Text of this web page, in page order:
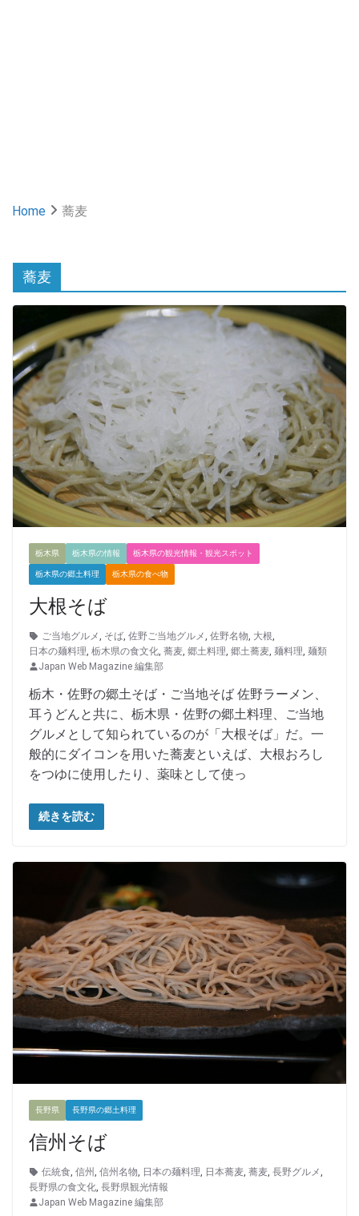
Home 蕎麦
蕎麦
栃木県 栃木県の情報 栃木県の観光情報・観光スポット
栃木県の郷土料理 栃木県の食べ物
大根そば
ご当地グルメ, そば, 佐野ご当地グルメ, 佐野名物, 大根,
日本の麺料理, 栃木県の食文化, 蕎麦, 郷土料理, 郷土蕎麦, 麺料理, 麺類
Japan Web Magazine 編集部
栃木・佐野の郷土そば・ご当地そば 佐野ラーメン、
耳うどんと共に、栃木県・佐野の郷土料理、ご当地
グルメとして知られているのが「大根そば」だ。一
般的にダイコンを用いた蕎麦といえば、大根おろし
をつゆに使用したり、薬味として使っ
続きを読む
長野県 長野県の郷土料理
信州そば
伝統食, 信州 , 信州名物, 日本の麺料理, 日本蕎麦, 蕎麦, 長野グルメ,
長野県の食文化, 長野県観光情報
Japan Web Magazine 編集部